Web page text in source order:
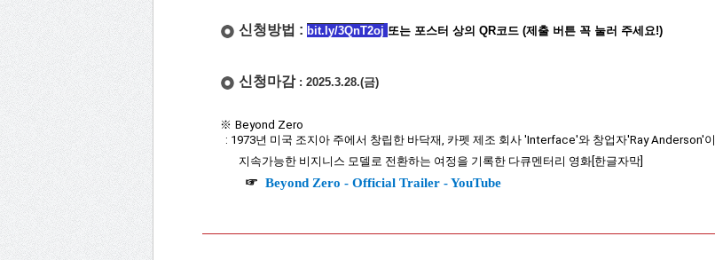
신청방법 : bit.ly/3QnT2oj 또는 포스터 상의 QR코드 (제출 버튼 꼭 눌러 주세요!)
신청마감: 2025.3.28.(금)
※ Beyond Zero
: 1973년 미국 조지아 주에서 창립한 바닥재, 카펫 제조 회사 'Interface'와 창업자'Ray Anderson'이
지속가능한 비지니스 모델로 전환하는 여정을 기록한 다큐멘터리 영화[한글자막]
☞ Beyond Zero - Official Trailer - YouTube